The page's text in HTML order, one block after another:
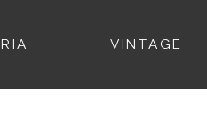
VINTAGE